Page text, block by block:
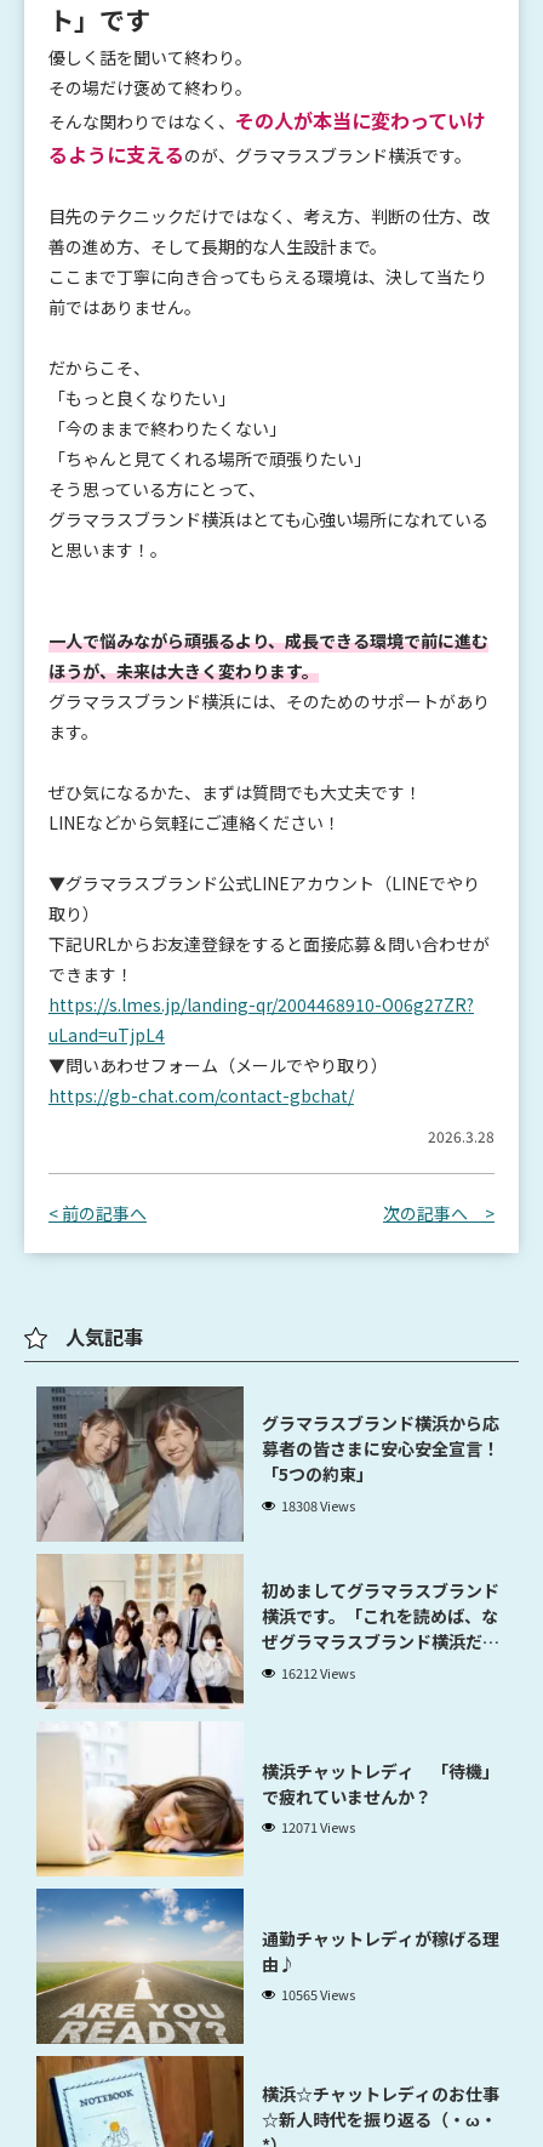
ト」です
優しく話を聞いて終わり。
その場だけ褒めて終わり。
そんな関わりではなく、 その人が本当に変わっていけ
るように支えるのが、グラマラスブランド横浜です。
目先のテクニックだけではなく、考え方、判断の仕方、改
善の進め方、そして長期的な人生設計まで。
ここまで丁寧に向き合ってもらえる環境は、決して当たり
前ではありません。
だからこそ、
「もっと良くなりたい」
「今のままで終わりたくない」
「ちゃんと見てくれる場所で頑張りたい」
そう思っている方にとって、
グラマラスブランド横浜はとても心強い場所になれている
と思います！。
一人で悩みながら頑張るより、成長できる環境で前に進む
ほうが、未来は大きく変わります。
グラマラスブランド横浜には、そのためのサポートがあり
ます。
ぜひ気になるかた、まずは質問でも大丈夫です！
LINEなどから気軽にご連絡ください！
▼グラマラスブランド公式LINEアカウント（LINEでやり
取り）
下記URLからお友達登録をすると面接応募＆問い合わせが
できます！
https://s.lmes.jp/landing-qr/2004468910-O06g27ZR?
uLand=uTjpL4
▼問いあわせフォーム（メールでやり取り）
https://gb-chat.com/contact-gbchat/
2026.3.28
< 前の記事へ 次の記事へ >
人気記事
グラマラスブランド横浜から応
募者の皆さまに安心安全宣言！
「5つの約束」
18308 Views
初めましてグラマラスブランド
横浜です。「これを読めば、な
ぜグラマラスブランド横浜だと
稼げるのかが分かります」
16212 Views
横浜チャットレディ 「待機」
で疲れていませんか？
12071 Views
通勤チャットレディが稼げる理
由♪
10565 Views
横浜☆チャットレディのお仕事
☆新人時代を振り返る（・ω・